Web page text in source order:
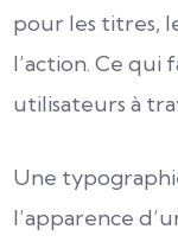
pour les titres,
l’action. Ce qui
utilisateurs à
Une
l’apparence